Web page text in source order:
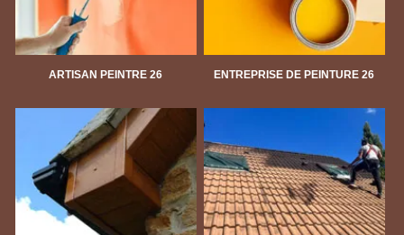
ARTISAN PEINTRE 26 ENTREPRISE DE PEINTURE 26